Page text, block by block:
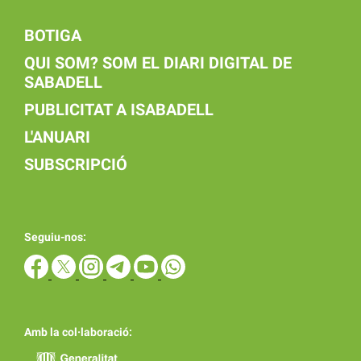
BOTIGA
QUI SOM? SOM EL DIARI DIGITAL DE
SABADELL
PUBLICITAT A ISABADELL
L'ANUARI
SUBSCRIPCIÓ
Seguiu-nos:
Amb la col·laboració: